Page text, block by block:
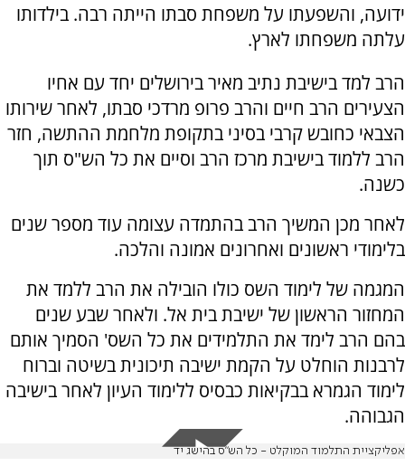
ידועה, והשפעתו על משפחת סבתו הייתה רבה. בילדותו
עלתה משפחתו לארץ.
הרב למד בישיבת נתיב מאיר בירושלים יחד עם אחיו
הצעירים הרב חיים והרב פרופ מרדכי סבתו, לאחר שירותו
הצבאי כחובש קרבי בסיני בתקופת מלחמת ההתשה, חזר
הרב ללמוד בישיבת מרכז הרב וסיים את כל הש"ס תוך
כשנה.
לאחר מכן המשיך הרב בהתמדה עצומה עוד מספר שנים
בלימודי ראשונים ואחרונים אמונה והלכה.
המגמה של לימוד השס כולו הובילה את הרב ללמד את
המחזור הראשון של ישיבת בית אל. ולאחר שבע שנים
בהם הרב לימד את התלמידים את כל השס' הסמיך אותם
לרבנות הוחלט על הקמת ישיבה תיכונית בשיטה וברוח
לימוד הגמרא בבקיאות כבסיס ללימוד העיון לאחר בישיבה
הגבוהה.
אפליקציית התלמוד המוקלט - כל הש"ס בהישג יד